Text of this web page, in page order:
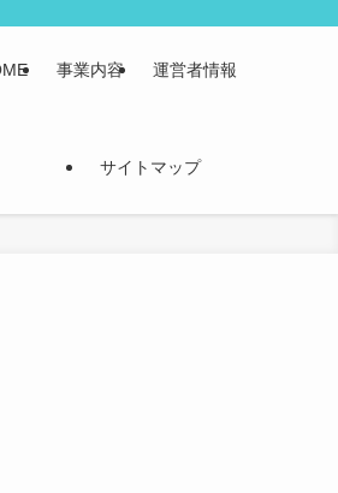
事業内容 運営者情報
サイトマップ